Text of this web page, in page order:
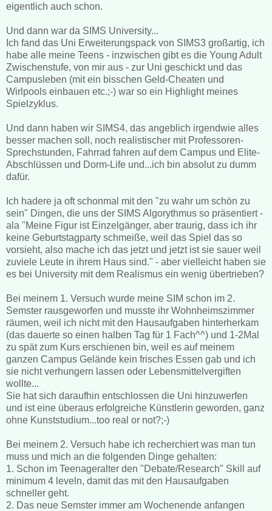
eigentlich auch schon.
Und dann war da SIMS University...
Ich fand das Uni Erweiterungspack von SIMS3 großartig, ich
habe alle meine Teens - inzwischen gibt es die Young Adult
Zwischenstufe, von mir aus - zur Uni geschickt und das
Campusleben (mit ein bisschen Geld-Cheaten und
Wirlpools einbauen etc.;-) war so ein Highlight meines
Spielzyklus.
Und dann haben wir SIMS4, das angeblich irgendwie alles
besser machen soll, noch realistischer mit Professoren-
Sprechstunden, Fahrrad fahren auf dem Campus und Elite-
Abschlüssen und Dorm-Life und...ich bin absolut zu dumm
dafür.
Ich hadere ja oft schonmal mit den "zu wahr um schön zu
sein" Dingen, die uns der SIMS Algorythmus so präsentiert -
ala "Meine Figur ist Einzelgänger, aber traurig, dass ich ihr
keine Geburtstagparty schmeiße, weil das Spiel das so
vorsieht, also mache ich das jetzt und jetzt ist sie sauer weil
zuviele Leute in ihrem Haus sind." - aber vielleicht haben sie
es bei University mit dem Realismus ein wenig übertrieben?
Bei meinem 1. Versuch wurde meine SIM schon im 2.
Semster rausgeworfen und musste ihr Wohnheimszimmer
räumen, weil ich nicht mit den Hausaufgaben hinterherkam
(das dauerte so einen halben Tag für 1 Fach^^) und 1-2Mal
zu spät zum Kurs erschienen bin, weil es auf meinem
ganzen Campus Gelände kein frisches Essen gab und ich
sie nicht verhungern lassen oder Lebensmittelvergiften
wollte...
Sie hat sich daraufhin entschlossen die Uni hinzuwerfen
und ist eine überaus erfolgreiche Künstlerin geworden, ganz
ohne Kunststudium...too real or not?;-)
Bei meinem 2. Versuch habe ich recherchiert was man tun
muss und mich an die folgenden Dinge gehalten:
1. Schon im Teenageralter den "Debate/Research" Skill auf
minimum 4 leveln, damit das mit den Hausaufgaben
schneller geht.
2. Das neue Semster immer am Wochenende anfangen